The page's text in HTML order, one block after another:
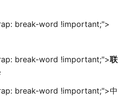
break-word !important;">
break-word !important;">联
break-word !important;">中